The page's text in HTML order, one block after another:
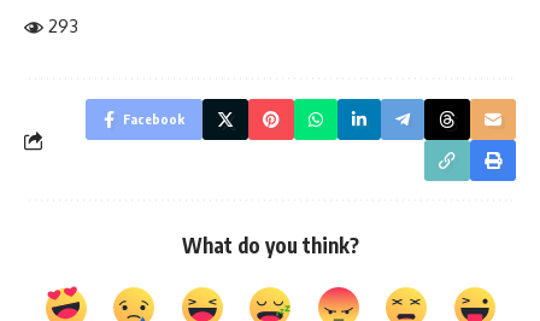
293
Facebook
What do you think?